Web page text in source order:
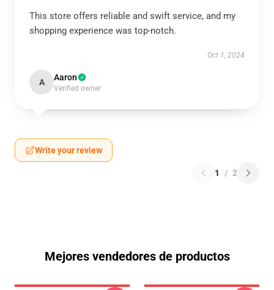
This store offers reliable and swift service, and my
shopping experience was top-notch.
Oct 1, 2024
A Aaron
Verified owner
Write your review
1 / 2
Mejores vendedores de productos